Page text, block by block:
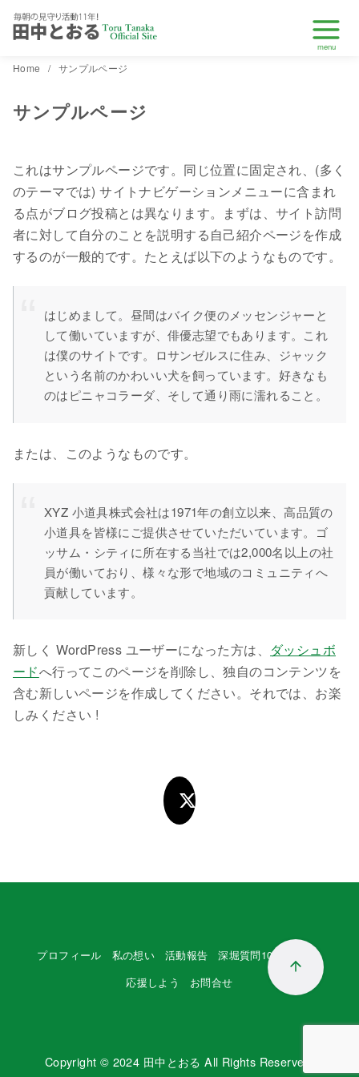
Home サンプルページ
サンプルページ
これはサンプルページです。同じ位置に固定され、(多く
のテーマでは) サイトナビゲーションメニューに含まれ
る点がブログ投稿とは異なります。まずは、サイト訪問
者に対して自分のことを説明する自己紹介ページを作成
するのが一般的です。たとえば以下のようなものです。
はじめまして。昼間はバイク便のメッセンジャーと
して働いていますが、俳優志望でもあります。これ
は僕のサイトです。ロサンゼルスに住み、ジャック
という名前のかわいい犬を飼っています。好きなも
のはピニャコラーダ、そして通り雨に濡れること。
または、このようなものです。
XYZ 小道具株式会社は1971年の創立以来、高品質の
小道具を皆様にご提供させていただいています。ゴ
ッサム・シティに所在する当社では2,000名以上の社
員が働いており、様々な形で地域のコミュニティへ
貢献しています。
新しく WordPress ユーザーになった方は、 ダッシュボ
ードへ行ってこのページを削除し、独自のコンテンツを
含む新しいページを作成してください。それでは、お楽
しみください !
プロフィール 私の想い 活動報告
深堀質問100本ノック
応援しよう
お問合せ
Copyright © 2024 田中とおる All Rights Reserved.